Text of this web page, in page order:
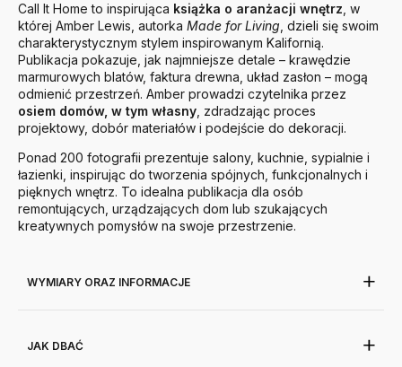
Call It Home to inspirująca książka o aranżacji wnętrz, w
której Amber Lewis, autorka Made for Living, dzieli się swoim
charakterystycznym stylem inspirowanym Kalifornią.
Publikacja pokazuje, jak najmniejsze detale – krawędzie
marmurowych blatów, faktura drewna, układ zasłon – mogą
odmienić przestrzeń. Amber prowadzi czytelnika przez
osiem domów, w tym własny, zdradzając proces
projektowy, dobór materiałów i podejście do dekoracji.
Ponad 200 fotografii prezentuje salony, kuchnie, sypialnie i
łazienki, inspirując do tworzenia spójnych, funkcjonalnych i
pięknych wnętrz. To idealna publikacja dla osób
remontujących, urządzających dom lub szukających
kreatywnych pomysłów na swoje przestrzenie.
WYMIARY ORAZ INFORMACJE
JAK DBAĆ